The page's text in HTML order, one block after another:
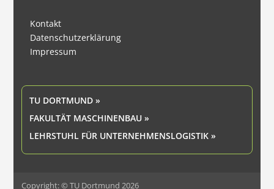
Kontakt
Datenschutzerklärung
Impressum
TU DORTMUND »
FAKULTÄT MASCHINENBAU »
LEHRSTUHL FÜR UNTERNEHMENSLOGISTIK »
Copyright: © TU Dortmund 2026